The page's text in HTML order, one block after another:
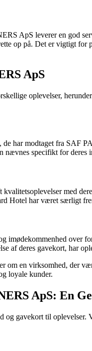
ApS leverer en god
op på. Det er vigtigt
ApS
oplevelser,
de har modtaget fra SAF
nævnes specifikt for
med
Hotel har været særligt
imødekommenhed over
af deres gavekort, har
om en virksomhed, der
loyale kunder.
ApS: En
gavekort til